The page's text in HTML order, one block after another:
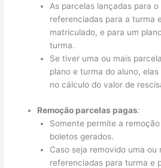
As parcelas lançadas para
referenciadas para a turma
matriculado, e para um
turma.
Se tiver uma ou mais
plano e turma do aluno,
no cálculo do valor de
Remoção parcelas pagas:
Somente permite a
boletos gerados.
Caso seja removido uma ou
referenciadas para turma e